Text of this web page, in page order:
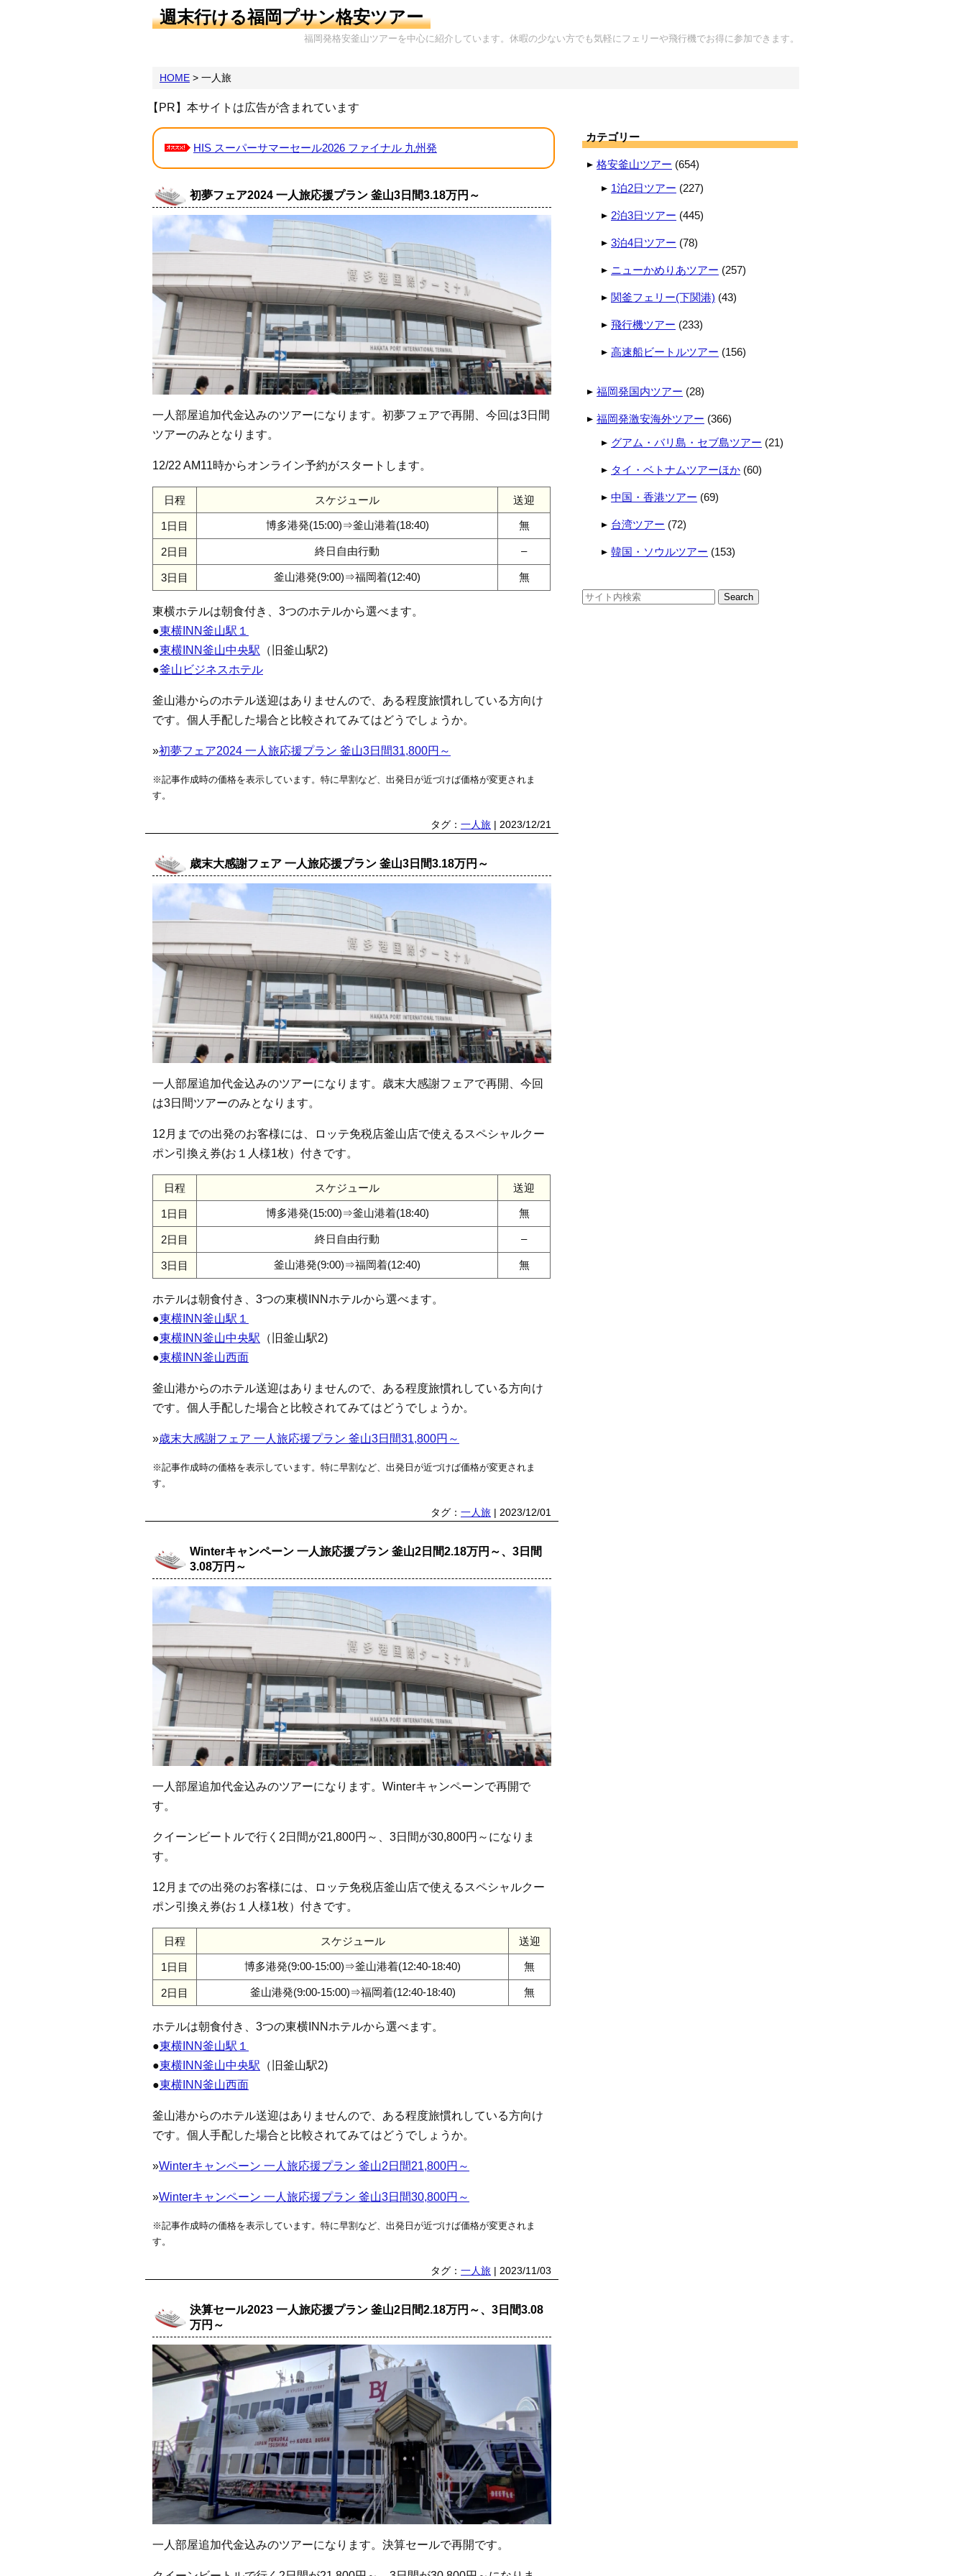
週末行ける福岡プサン格安ツアー
福岡発格安釜山ツアーを中心に紹介しています。休暇の少ない方でも気軽にフェリーや飛行機でお得に参加できます。
HOME > 一人旅
【PR】本サイトは広告が含まれています
HIS スーパーサマーセール2026 ファイナル 九州発
初夢フェア2024 一人旅応援プラン 釜山3日間3.18万円～
一人部屋追加代金込みのツアーになります。初夢フェアで再開、今回は3日間
ツアーのみとなります。
12/22 AM11時からオンライン予約がスタートします。
日程 スケジュール 送迎
1日目 博多港発(15:00)⇒釜山港着(18:40) 無
2日目 終日自由行動 –
3日目 釜山港発(9:00)⇒福岡着(12:40) 無
東横ホテルは朝食付き、3つのホテルから選べます。
●東横INN釜山駅１
●東横INN釜山中央駅 （旧釜山駅2)
●釜山ビジネスホテル
釜山港からのホテル送迎はありませんので、ある程度旅慣れしている方向け
です。個人手配した場合と比較されてみてはどうでしょうか。
»初夢フェア2024 一人旅応援プラン 釜山3日間31,800円～
※記事作成時の価格を表示しています。特に早割など、出発日が近づけば価格が変更されま
す。
タグ： 一人旅 | 2023/12/21
歳末大感謝フェア 一人旅応援プラン 釜山3日間3.18万円～
一人部屋追加代金込みのツアーになります。歳末大感謝フェアで再開、今回
は3日間ツアーのみとなります。
12月までの出発のお客様には、ロッテ免税店釜山店で使えるスペシャルクー
ポン引換え券(お１人様1枚）付きです。
日程 スケジュール 送迎
1日目 博多港発(15:00)⇒釜山港着(18:40) 無
2日目 終日自由行動 –
3日目 釜山港発(9:00)⇒福岡着(12:40) 無
ホテルは朝食付き、3つの東横INNホテルから選べます。
●東横INN釜山駅１
●東横INN釜山中央駅 （旧釜山駅2)
●東横INN釜山西面
釜山港からのホテル送迎はありませんので、ある程度旅慣れしている方向け
です。個人手配した場合と比較されてみてはどうでしょうか。
»歳末大感謝フェア 一人旅応援プラン 釜山3日間31,800円～
※記事作成時の価格を表示しています。特に早割など、出発日が近づけば価格が変更されま
す。
タグ： 一人旅 | 2023/12/01
Winterキャンペーン 一人旅応援プラン 釜山2日間2.18万円～、3日間
3.08万円～
一人部屋追加代金込みのツアーになります。Winterキャンペーンで再開で
す。
クイーンビートルで行く2日間が21,800円～、3日間が30,800円～になりま
す。
12月までの出発のお客様には、ロッテ免税店釜山店で使えるスペシャルクー
ポン引換え券(お１人様1枚）付きです。
日程 スケジュール 送迎
1日目 博多港発(9:00-15:00)⇒釜山港着(12:40-18:40) 無
2日目 釜山港発(9:00-15:00)⇒福岡着(12:40-18:40) 無
ホテルは朝食付き、3つの東横INNホテルから選べます。
●東横INN釜山駅１
●東横INN釜山中央駅 （旧釜山駅2)
●東横INN釜山西面
釜山港からのホテル送迎はありませんので、ある程度旅慣れしている方向け
です。個人手配した場合と比較されてみてはどうでしょうか。
»Winterキャンペーン 一人旅応援プラン 釜山2日間21,800円～
»Winterキャンペーン 一人旅応援プラン 釜山3日間30,800円～
※記事作成時の価格を表示しています。特に早割など、出発日が近づけば価格が変更されま
す。
タグ： 一人旅 | 2023/11/03
決算セール2023 一人旅応援プラン 釜山2日間2.18万円～、3日間3.08
万円～
一人部屋追加代金込みのツアーになります。決算セールで再開です。
カテゴリー
格安釜山ツアー (654)
1泊2日ツアー (227)
2泊3日ツアー (445)
3泊4日ツアー (78)
ニューかめりあツアー (257)
関釜フェリー(下関港) (43)
飛行機ツアー (233)
高速船ビートルツアー (156)
福岡発国内ツアー (28)
福岡発激安海外ツアー (366)
グアム・バリ島・セブ島ツアー (21)
タイ・ベトナムツアーほか (60)
中国・香港ツアー (69)
台湾ツアー (72)
韓国・ソウルツアー (153)
検
索: